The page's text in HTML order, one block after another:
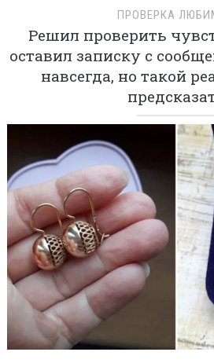
ПРОВЕРКА
Решил проверить
оставил записку с
навсегда, но такой